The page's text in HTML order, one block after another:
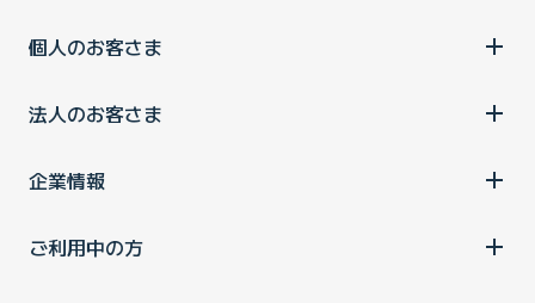
個人のお客さま
法人のお客さま
企業情報
ご利用中の方